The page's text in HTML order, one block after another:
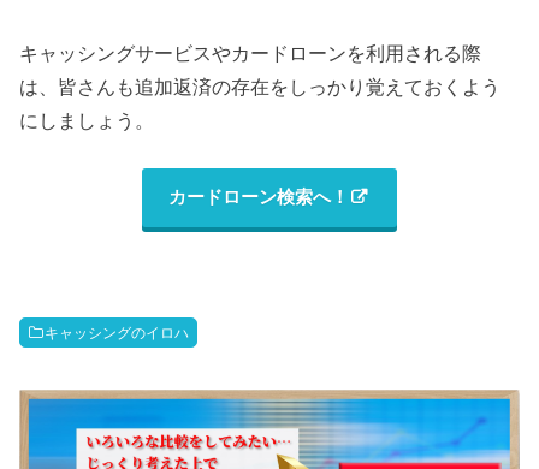
キャッシングサービスやカードローンを利用される際
は、皆さんも追加返済の存在をしっかり覚えておくよう
にしましょう。
カードローン検索へ！
キャッシングのイロハ